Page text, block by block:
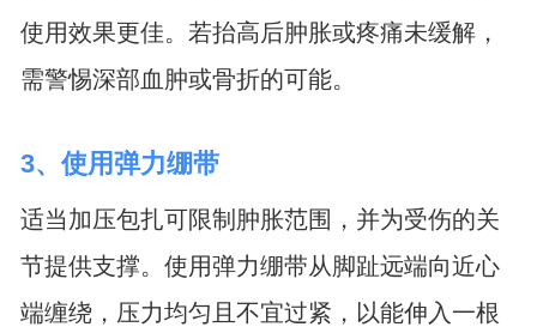
使用效果更佳。若抬高后肿胀或疼痛未缓解，
需警惕深部血肿或骨折的可能。
3、使用弹力绷带
适当加压包扎可限制肿胀范围，并为受伤的关
节提供支撑。使用弹力绷带从脚趾远端向近心
端缠绕，压力均匀且不宜过紧，以能伸入一根